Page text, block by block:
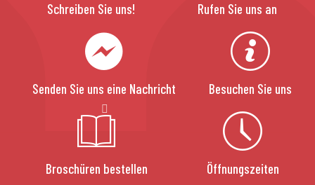
Schreiben Sie uns! Rufen Sie uns an
Senden Sie uns eine Nachricht Besuchen Sie uns
Broschüren bestellen Öffnungszeiten